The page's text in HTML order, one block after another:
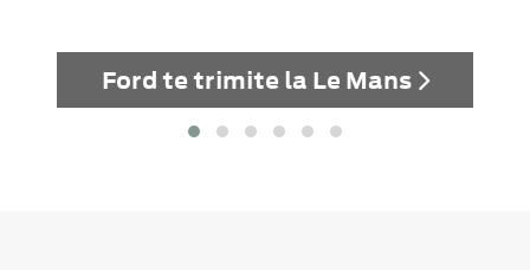
Ford te trimite la Le Mans